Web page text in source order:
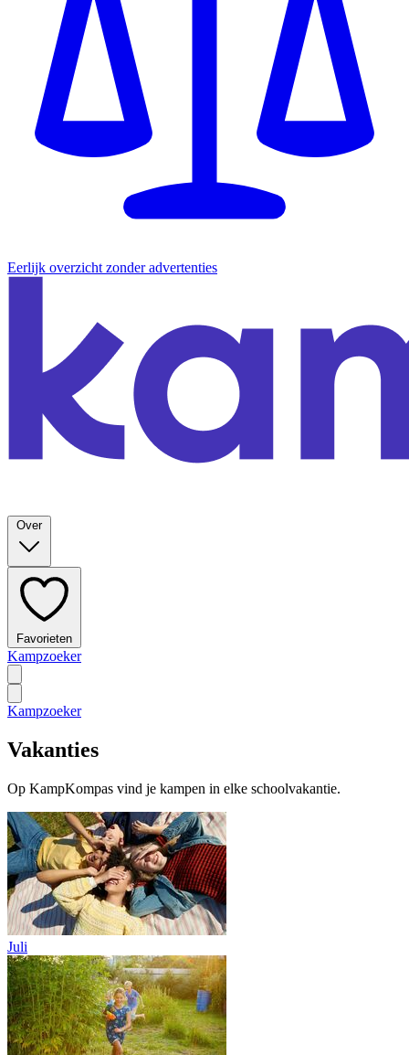
Eerlijk overzicht zonder advertenties
Over
Favorieten
Kampzoeker
Kampzoeker
Vakanties
Op KampKompas vind je kampen in elke schoolvakantie.
Juli